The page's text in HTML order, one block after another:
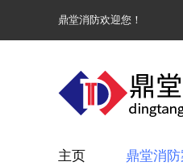
鼎堂消防欢迎您！
主页 鼎堂消防